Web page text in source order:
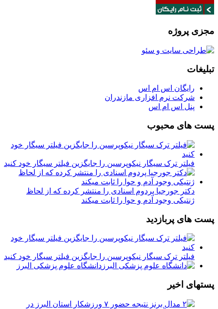
مجزی پروژه
تبلیغات
رایگان اس ام اس
شرکت نرم افزاری مازندران
پنل اس ام اس
پست های محبوب
فیلتر ترک سیگار نیکوپرسین را جایگزین فیلتر سیگار خود کنید
دکتر جورجیا پردوم اسنادی را منتشر کرده که از لحاظ
ژنتیکی وجود آدم و حوا را ثابت میکند
پست های پربازدید
فیلتر ترک سیگار نیکوپرسین را جایگزین فیلتر سیگار خود کنید
دانشگاه علوم پزشکی البرز
پستهای اخیر